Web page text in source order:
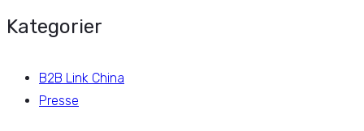
Kategorier
B2B Link China
Presse